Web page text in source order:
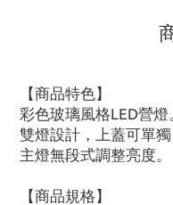
【商品特色】
彩色玻璃風格LED營燈
雙燈設計，上蓋可單獨
主燈無段式調整亮度。
【商品規格】